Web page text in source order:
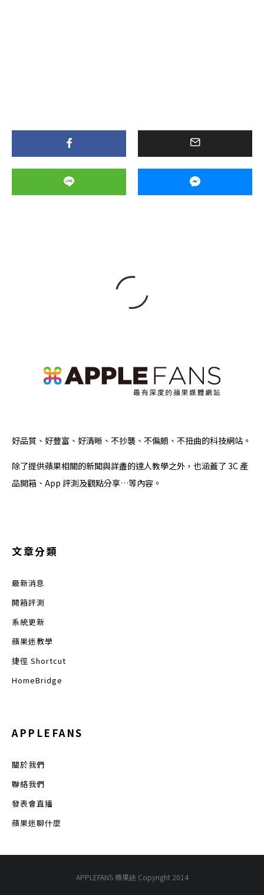
好品質、好豐富、好清晰、不抄襲、不偏頗、不扭曲的科技網站。
除了提供蘋果相關的新聞與詳盡的達人教學之外，也涵蓋了 3C 產
品開箱、App 評測及觀點分享…等內容。
文章分類
最新消息
開箱評測
系統更新
蘋果迷教學
捷徑 Shortcut
HomeBridge
APPLEFANS
關於我們
聯絡我們
發表會直播
蘋果迷聊什麼
APPLEFANS 蘋果迷 Copyright 2014